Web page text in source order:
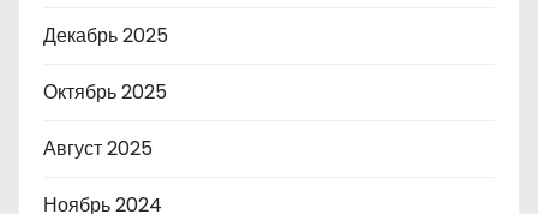
Декабрь 2025
Октябрь 2025
Август 2025
Ноябрь 2024